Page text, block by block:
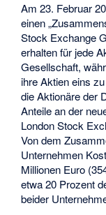
Am 23. Februar
einen
Stock Exchange
erhalten für jede
Gesellschaft,
ihre Aktien eins
die Aktionäre der
Anteile an der
London Stock
Von dem
Unternehmen
Millionen Euro
etwa 20 Prozent
beider